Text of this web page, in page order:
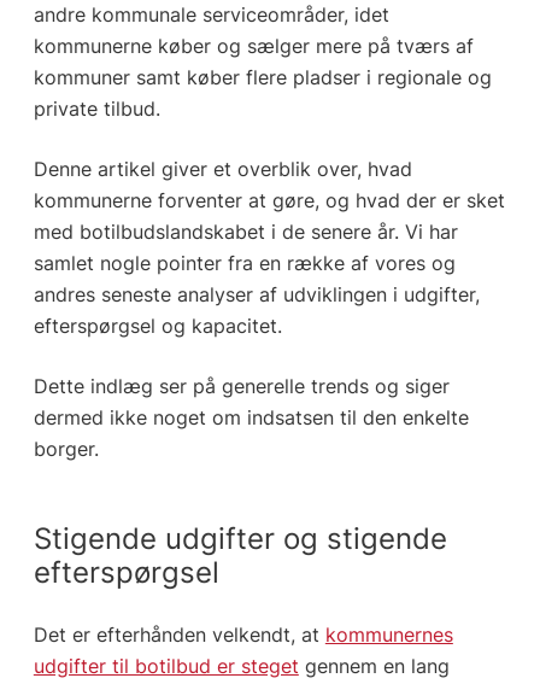
andre kommunale serviceområder, idet
kommunerne køber og sælger mere på tværs af
kommuner samt køber flere pladser i regionale og
private tilbud.
Denne artikel giver et overblik over, hvad
kommunerne forventer at gøre, og hvad der er sket
med botilbudslandskabet i de senere år. Vi har
samlet nogle pointer fra en række af vores og
andres seneste analyser af udviklingen i udgifter,
efterspørgsel og kapacitet.
Dette indlæg ser på generelle trends og siger
dermed ikke noget om indsatsen til den enkelte
borger.
Stigende udgifter og stigende
efterspørgsel
Det er efterhånden velkendt, at kommunernes
udgifter til botilbud er steget gennem en lang